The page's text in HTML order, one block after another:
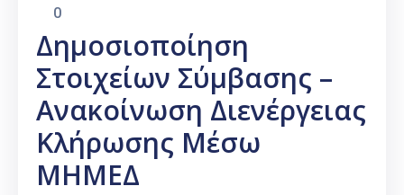
0
Δημοσιοποίηση
Στοιχείων Σύμβασης –
Ανακοίνωση Διενέργειας
Κλήρωσης Μέσω
ΜΗΜΕΔ